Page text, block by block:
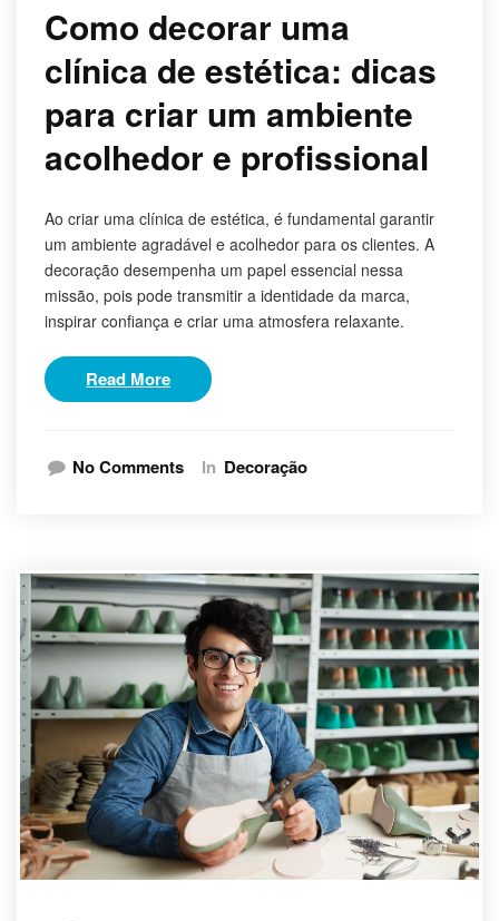
Como decorar uma
clínica de estética: dicas
para criar um ambiente
acolhedor e profissional
Ao criar uma clínica de estética, é fundamental garantir
um ambiente agradável e acolhedor para os clientes. A
decoração desempenha um papel essencial nessa
missão, pois pode transmitir a identidade da marca,
inspirar confiança e criar uma atmosfera relaxante.
Read More
No Comments In Decoração